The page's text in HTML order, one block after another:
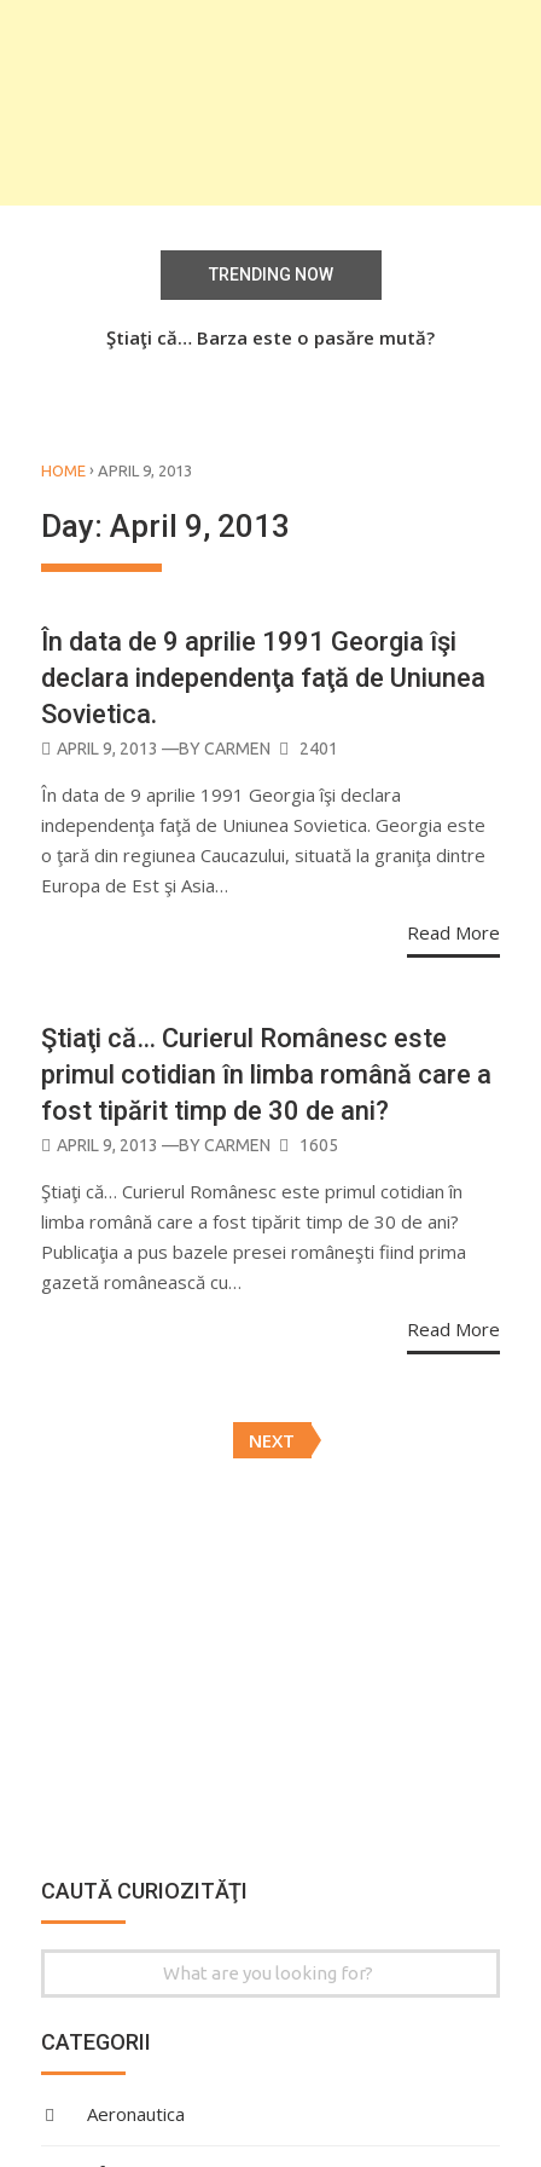
TRENDING NOW
Ştiaţi că… Barza este o pasăre mută?
HOME › APRIL 9, 2013
Day: April 9, 2013
În data de 9 aprilie 1991 Georgia îşi
declara independenţa faţă de Uniunea
Sovietica.
POSTED
APRIL 9, 2013 —BYCARMEN 2401
În data de 9 aprilie 1991 Georgia îşi declara
independenţa faţă de Uniunea Sovietica. Georgia este
o ţară din regiunea Caucazului, situată la graniţa dintre
Europa de Est şi Asia…
Read More
Ştiaţi că… Curierul Românesc este
primul cotidian în limba română care a
fost tipărit timp de 30 de ani?
POSTED
APRIL 9, 2013 —BYCARMEN 1605
Ştiaţi că… Curierul Românesc este primul cotidian în
limba română care a fost tipărit timp de 30 de ani?
Publicaţia a pus bazele presei româneşti fiind prima
gazetă românească cu…
Read More
navigation
NEXT
CAUTĂ CURIOZITĂŢI
for:
CATEGORII
Aeronautica